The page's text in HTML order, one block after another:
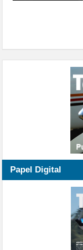
Papel Digital